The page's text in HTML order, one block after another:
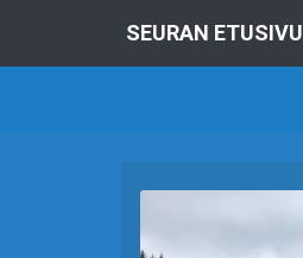
SEURAN ETUSIVU